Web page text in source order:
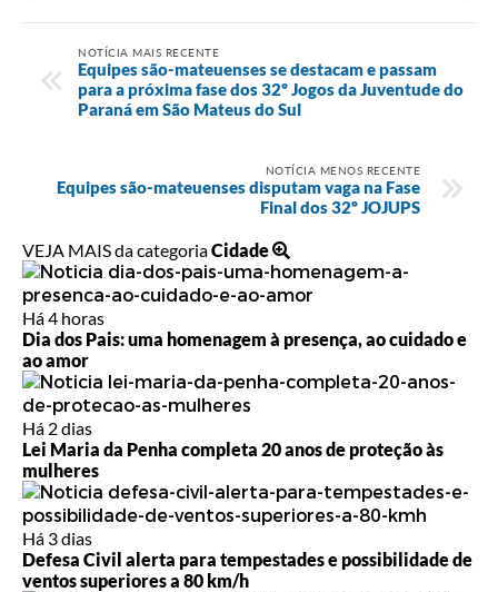
NOTÍCIA MAIS RECENTE
Equipes são-mateuenses se destacam e passam
para a próxima fase dos 32º Jogos da Juventude do
Paraná em São Mateus do Sul
NOTÍCIA MENOS RECENTE
Equipes são-mateuenses disputam vaga na Fase
Final dos 32º JOJUPS
VEJA MAIS da categoriaCidade
Há 4 horas
Dia dos Pais: uma homenagem à presença, ao cuidado e
ao amor
Há 2 dias
Lei Maria da Penha completa 20 anos de proteção às
mulheres
Há 3 dias
Defesa Civil alerta para tempestades e possibilidade de
ventos superiores a 80 km/h